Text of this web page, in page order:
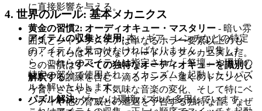
4. 世界のルール: 基本メカニクス
アイテムの収集と使用:本、ギア、レンチなどの特定
のアイテムを見つけなければなりません。収集した
ら、これらのアイテムは指定された「祭壇」や環境の
特定の部分で使用され、メカニズムを起動したりパズ
ルを解いたりします。
パズル解決:ゲームは環境パズルを多用しています。
に直接影響を与える。
黄金の習慣2: オーディオキュー・マスタリー - 暗い雰
囲気とジャンプスケアは単なるホラー要素以上のも
の；それらは不可欠なフィードバックメカニズムだ。
この習慣はすべての独特なオーディオキューを識別し
解釈する訓練を含む – 滴るインク、遠くのドスンとい
う音、ささやき、不気味な音楽の変化、そして特にベ
ンディや他の脅威との遭遇を予告する独特な音。なぜ